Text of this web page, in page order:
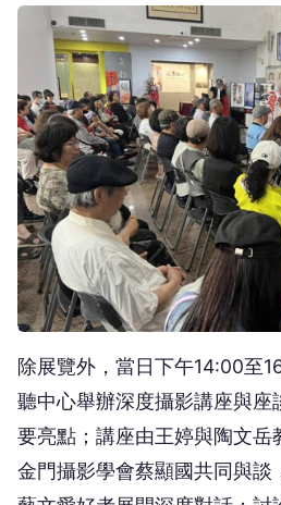
除展覽外，當日下午14:00至
聽中心舉辦深度攝影講座與座
要亮點；講座由王婷與陶文岳
金門攝影學會蔡顯國共同與談